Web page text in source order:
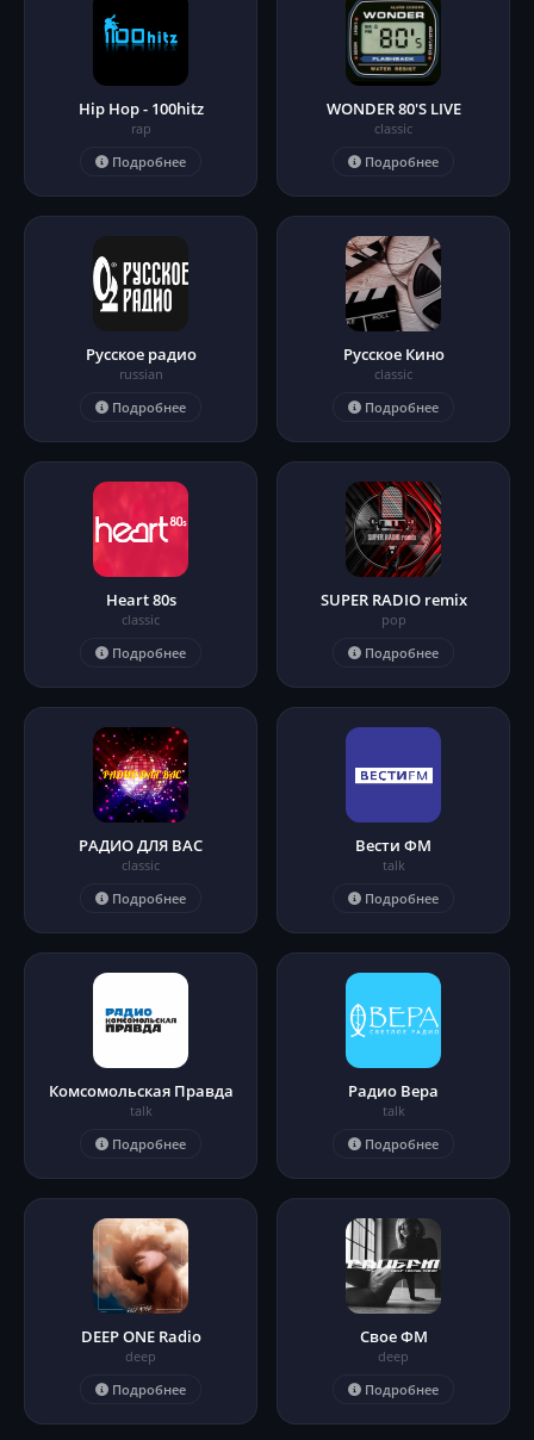
Hip Hop - 100hitz
rap
Подробнее
WONDER 80'S LIVE
classic
Подробнее
Русское радио
russian
Подробнее
Русское Кино
classic
Подробнее
Heart 80s
classic
Подробнее
SUPER RADIO remix
pop
Подробнее
РАДИО ДЛЯ ВАС
classic
Подробнее
Вести ФМ
talk
Подробнее
Комсомольская Правда
talk
Подробнее
Радио Вера
talk
Подробнее
DEEP ONE Radio
deep
Подробнее
Свое ФМ
deep
Подробнее